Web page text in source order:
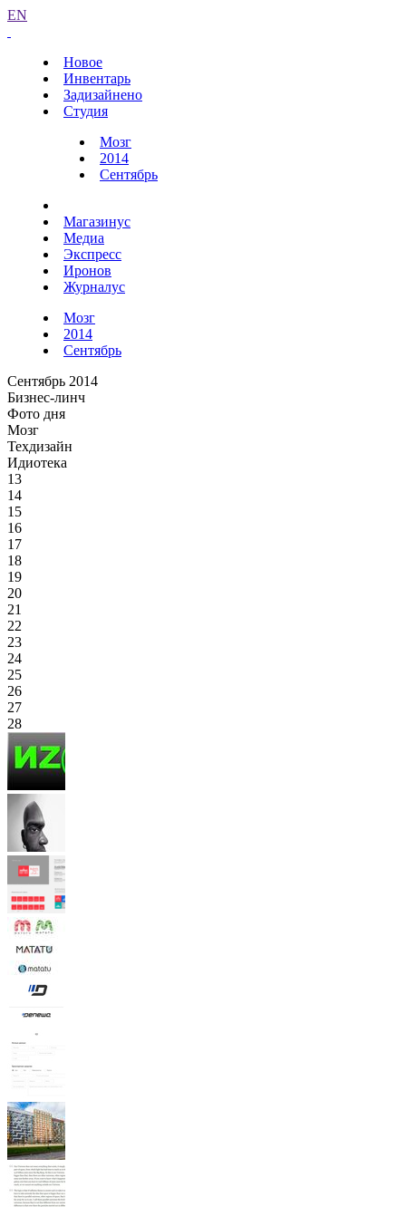
EN
Новое
Инвентарь
Задизайнено
Студия
Мозг
2014
Сентябрь
Магазинус
Медиа
Экспресс
Иронов
Журналус
Мозг
2014
Сентябрь
Сентябрь 2014
Бизнес-линч
Фото дня
Мозг
Техдизайн
Идиотека
13
14
15
16
17
18
19
20
21
22
23
24
25
26
27
28